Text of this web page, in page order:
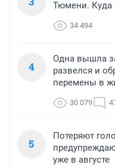
Тюмени. Куда
34 494
4
Одна вышла
развелся и
перемены в
30 079
5
Потеряют
уже в августе